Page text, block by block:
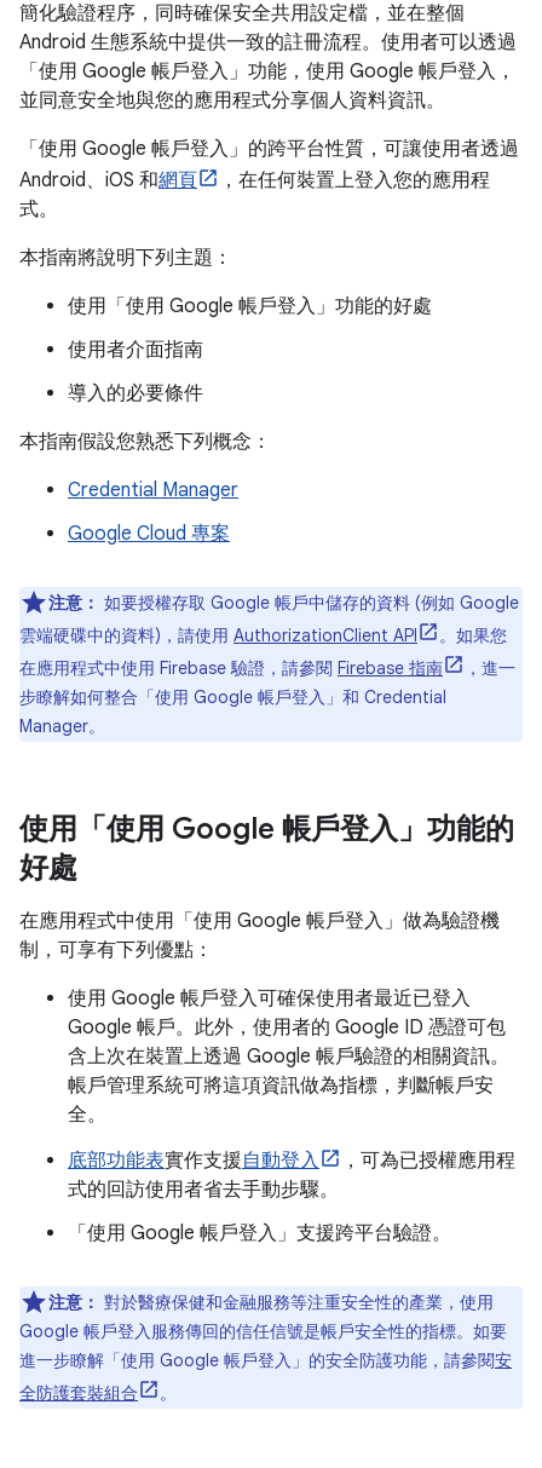
簡化驗證程序，同時確保安全共用設定檔，並在整個
Android 生態系統中提供一致的註冊流程。使用者可以透過
「使用 Google 帳戶登入」功能，使用 Google 帳戶登入，
並同意安全地與您的應用程式分享個人資料資訊。
「使用 Google 帳戶登入」的跨平台性質，可讓使用者透過
Android、iOS 和網頁
，在任何裝置上登入您的應用程
式。
本指南將說明下列主題：
使用「使用 Google 帳戶登入」功能的好處
使用者介面指南
導入的必要條件
本指南假設您熟悉下列概念：
Credential Manager
Google Cloud 專案
注意： 如要授權存取 Google 帳戶中儲存的資料 (例如 Google
雲端硬碟中的資料)，請使用 AuthorizationClient API
。如果您
在應用程式中使用 Firebase 驗證，請參閱 Firebase 指南
，進一
步瞭解如何整合「使用 Google 帳戶登入」和 Credential
Manager。
使用「使用 Google 帳戶登入」功能的
好處
在應用程式中使用「使用 Google 帳戶登入」做為驗證機
制，可享有下列優點：
使用 Google 帳戶登入可確保使用者最近已登入
Google 帳戶。此外，使用者的 Google ID 憑證可包
含上次在裝置上透過 Google 帳戶驗證的相關資訊。
帳戶管理系統可將這項資訊做為指標，判斷帳戶安
全。
底部功能表實作支援自動登入
，可為已授權應用程
式的回訪使用者省去手動步驟。
「使用 Google 帳戶登入」支援跨平台驗證。
注意： 對於醫療保健和金融服務等注重安全性的產業，使用
Google 帳戶登入服務傳回的信任信號是帳戶安全性的指標。如要
進一步瞭解「使用 Google 帳戶登入」的安全防護功能，請參閱安
全防護套裝組合
。